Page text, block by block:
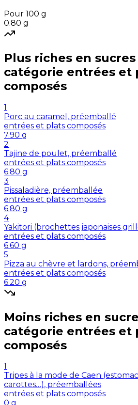
Pour 100 g
0.80 g
Plus riches en sucres
catégorie entrées et
composés
1
Porc au caramel, préemballé
entrées et plats composés
7.90 g
2
Tajine de poulet, préemballé
entrées et plats composés
6.80 g
3
Pissaladière, préemballée
entrées et plats composés
6.80 g
4
Yakitori (brochettes japonaises
entrées et plats composés
6.60 g
5
Pizza au chèvre et lardons,
entrées et plats composés
6.20 g
Moins riches en
catégorie entrées et
composés
1
Tripes à la mode de Caen
carottes…), préemballées
entrées et plats composés
0 g